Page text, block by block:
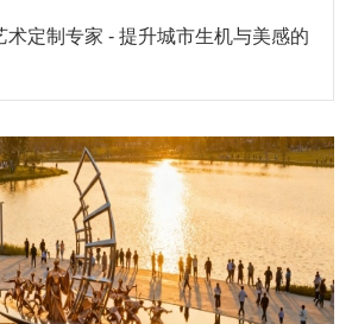
术定制专家 - 提升城市生机与美感的